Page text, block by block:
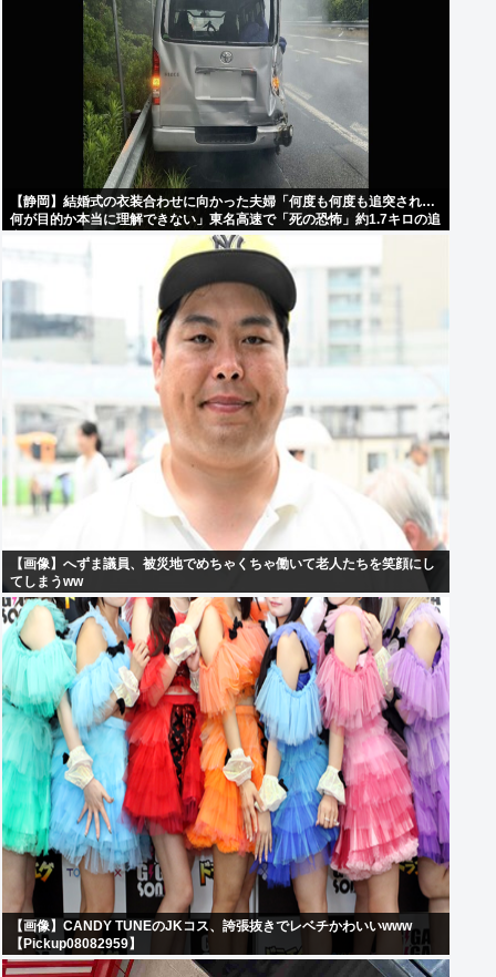
【静岡】結婚式の衣装合わせに向かった夫婦「何度も何度も追突され…
何が目的か本当に理解できない」東名高速で「死の恐怖」約1.7キロの追
【画像】へずま議員、被災地でめちゃくちゃ働いて老人たちを笑顔にし
てしまうww
【画像】CANDY TUNEのJKコス、誇張抜きでレベチかわいいwww
【Pickup08082959】